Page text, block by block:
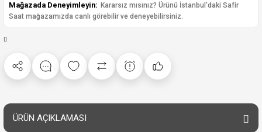
Mağazada Deneyimleyin: Kararsız mısınız? Ürünü İstanbul'daki Safir
Saat mağazamızda canlı görebilir ve deneyebilirsiniz.
ÜRÜN AÇIKLAMASI